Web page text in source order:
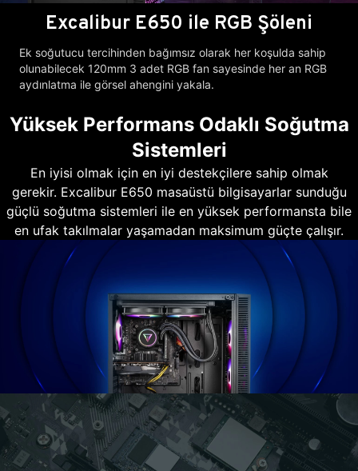
Excalibur E650 ile RGB Şöleni
Ek soğutucu tercihinden bağımsız olarak her koşulda sahip
olunabilecek 120mm 3 adet RGB fan sayesinde her an RGB
aydınlatma ile görsel ahengini yakala.
Yüksek Performans Odaklı Soğutma
Sistemleri
En iyisi olmak için en iyi destekçilere sahip olmak
gerekir. Excalibur E650 masaüstü bilgisayarlar sunduğu
güçlü soğutma sistemleri ile en yüksek performansta bile
en ufak takılmalar yaşamadan maksimum güçte çalışır.